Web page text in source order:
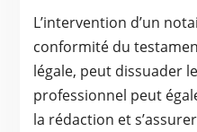
L’intervention d’un
conformité du
légale, peut dissuader
professionnel peut
la rédaction et